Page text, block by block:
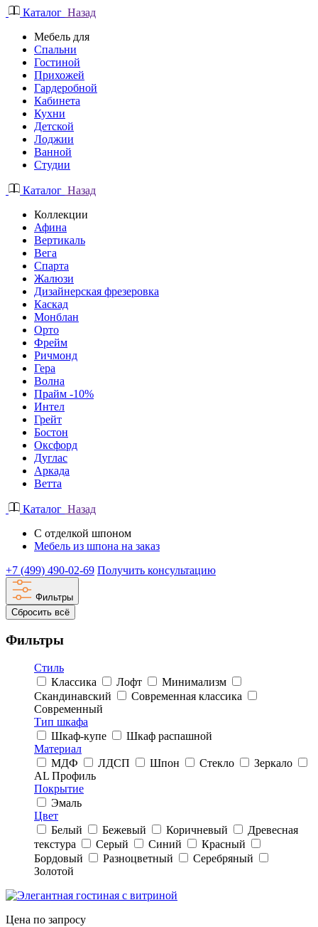
Каталог Назад
Мебель для
Спальни
Гостиной
Прихожей
Гардеробной
Кабинета
Кухни
Детской
Лоджии
Ванной
Студии
Каталог Назад
Коллекции
Афина
Вертикаль
Вега
Спарта
Жалюзи
Дизайнерская фрезеровка
Каскад
Монблан
Орто
Фрейм
Ричмонд
Гера
Волна
Прайм -10%
Интел
Грейт
Бостон
Оксфорд
Дуглас
Аркада
Ветта
Каталог Назад
С отделкой шпоном
Мебель из шпона на заказ
+7 (499) 490-02-69 Получить консультацию
Фильтры
Сбросить всё
Фильтры
Стиль
Классика
Лофт
Минимализм
Скандинавский
Современная классика
Современный
Тип шкафа
Шкаф-купе
Шкаф распашной
Материал
МДФ
ЛДСП Шпон Стекло
Зеркало
AL Профиль
Покрытие
Эмаль
Цвет
Белый
Бежевый Коричневый
Древесная
текстура
Серый Синий
Красный
Бордовый
Разноцветный
Серебряный
Золотой
Цена по запросу